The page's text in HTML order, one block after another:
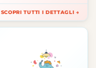
SCOPRI TUTTI I DETTAGLI →